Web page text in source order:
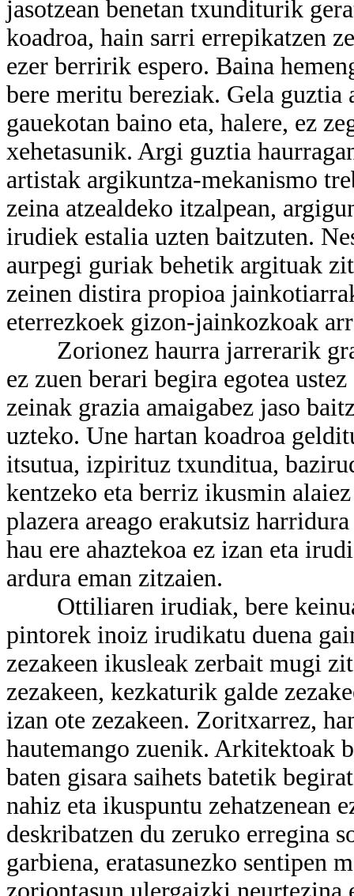
jasotzean benetan txunditurik
koadroa, hain sarri errepikatzen
ezer berririk espero. Baina
bere meritu bereziak. Gela guztia
gauekotan baino eta, halere, ez
xehetasunik. Argi guztia
artistak argikuntza-mekanismo
zeina atzealdeko itzalpean,
irudiek estalia uzten baitzuten.
aurpegi guriak behetik argituak
zeinen distira propioa
eterrezkoek gizon-jainkozkoak
Zorionez haurra jarrerarik
ez zuen berari begira egotea
zeinak grazia amaigabez jaso
uzteko. Une hartan koadroa
itsutua, izpirituz txunditua,
kentzeko eta berriz ikusmin
plazera areago erakutsiz
hau ere ahaztekoa ez izan eta
ardura eman zitzaien.
Ottiliaren irudiak, bere
pintorek inoiz irudikatu duena
zezakeen ikusleak zerbait mugi
zezakeen, kezkaturik galde
izan ote zezakeen. Zoritxarrez,
hautemango zuenik. Arkitektoak
baten gisara saihets batetik
nahiz eta ikuspuntu zehatzenean
deskribatzen du zeruko erregina
garbiena, eratasunezko sentipen